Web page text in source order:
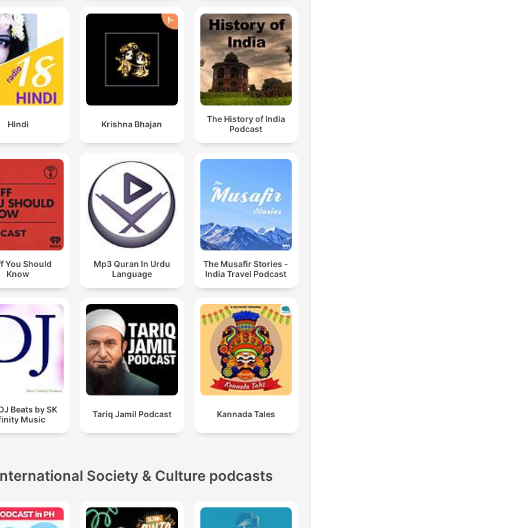
Brando en le qualifiant de figure contradictoire plutôt que de
simple tyran.
Il y a un avant-Brando, un après-Brando.
00:31:35 · L'expert souligne l'impact révolutionnaire de l'acteur
sur l'histoire du cinéma mondial.
Hindi Krishna Bhajan
The History of India
Podcast
You Should
Know
Mp3 Quran In Urdu
Language
The Musafir Stories -
India Travel Podcast
Beats by SK
Music
Tariq Jamil Podcast Kannada Tales
Society & Culture podcasts